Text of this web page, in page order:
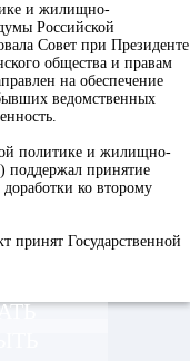
и жилищно-
Российской
Совет при Президенте
общества и правам
на обеспечение
ведомственных
политике и жилищно-
поддержал принятие
ко второму
принят Государственной